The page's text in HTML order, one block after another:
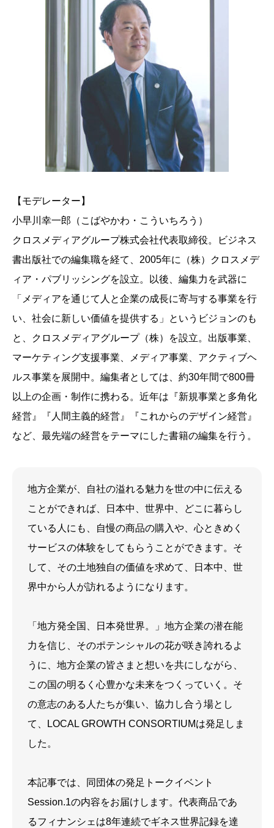
【モデレーター】
小早川幸一郎（こばやかわ・こういちろう）
クロスメディアグループ株式会社代表取締役。ビジネス
書出版社での編集職を経て、2005年に（株）クロスメデ
ィア・パブリッシングを設立。以後、編集力を武器に
「メディアを通じて人と企業の成長に寄与する事業を行
い、社会に新しい価値を提供する」というビジョンのも
と、クロスメディアグループ（株）を設立。出版事業、
マーケティング支援事業、メディア事業、アクティブヘ
ルス事業を展開中。編集者としては、約30年間で800冊
以上の企画・制作に携わる。近年は『新規事業と多角化
経営』『人間主義的経営』『これからのデザイン経営』
など、最先端の経営をテーマにした書籍の編集を行う。
地方企業が、自社の溢れる魅力を世の中に伝える
ことができれば、日本中、世界中、どこに暮らし
ている人にも、自慢の商品の購入や、心ときめく
サービスの体験をしてもらうことができます。そ
して、その土地独自の価値を求めて、日本中、世
界中から人が訪れるようになります。
「地方発全国、日本発世界。」地方企業の潜在能
力を信じ、そのポテンシャルの花が咲き誇れるよ
うに、地方企業の皆さまと想いを共にしながら、
この国の明るく心豊かな未来をつくっていく。そ
の意志のある人たちが集い、協力し合う場とし
て、LOCAL GROWTH CONSORTIUMは発足しま
した。
本記事では、同団体の発足トークイベント
Session.1の内容をお届けします。代表商品であ
るフィナンシェは8年連続でギネス世界記録を達